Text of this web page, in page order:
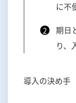
に不
期日
り、
導入の決め手